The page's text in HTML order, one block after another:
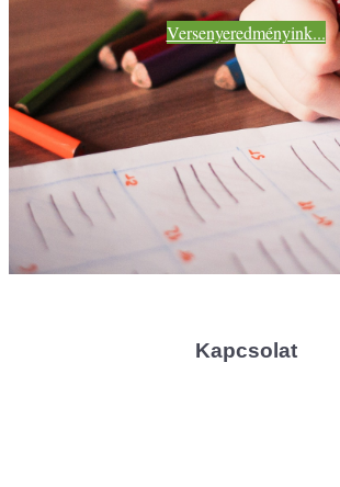
Versenyeredményink...
Kapcsolat